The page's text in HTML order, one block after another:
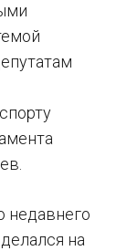
недавнего
на